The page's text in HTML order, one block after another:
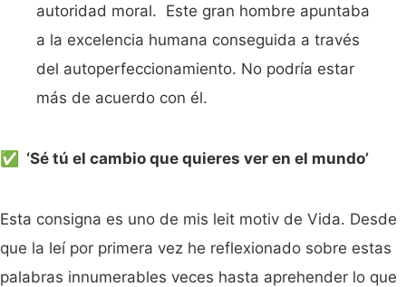
autoridad moral. Este gran hombre apuntaba
a la excelencia humana conseguida a través
del autoperfeccionamiento. No podría estar
más de acuerdo con él.
✅ ‘Sé tú el cambio que quieres ver en el mundo’
Esta consigna es uno de mis leit motiv de Vida. Desde
que la leí por primera vez he reflexionado sobre estas
palabras innumerables veces hasta aprehender lo que